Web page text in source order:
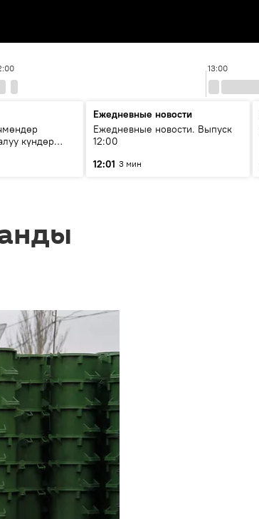
13:00
күндөр
Ежедневные новости
Ежедневные новости. Выпуск
12:00
12:01 3 мин